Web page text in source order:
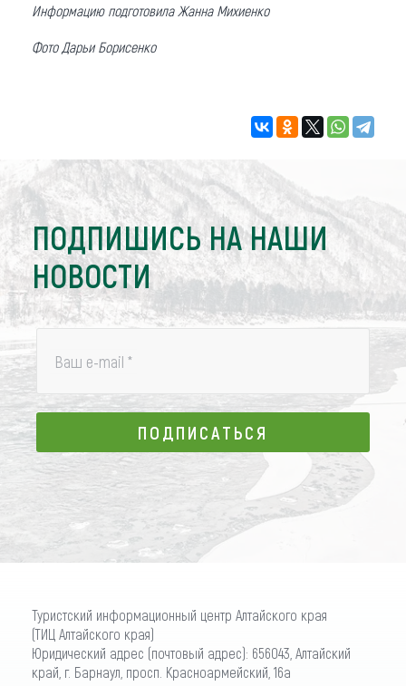
Информацию подготовила Жанна Михиенко
Фото Дарьи Борисенко
ПОДПИШИСЬ НА НАШИ
НОВОСТИ
Ваш e-mail *
ПОДПИСАТЬСЯ
ПОДПИСАТЬСЯ
Туристский информационный центр Алтайского края
(ТИЦ Алтайского края)
Юридический адрес (почтовый адрес): 656043, Алтайский
край, г. Барнаул, просп. Красноармейский, 16а